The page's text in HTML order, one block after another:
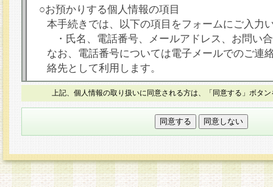
○お預かりする個人情報の項目
本手続きでは、以下の項目をフォームにご入力
・氏名、電話番号、メールアドレス、お問い
なお、電話番号については電子メールでのご連
絡先として利用します。
○本人が容易に認識できない方法による個人情報
本フォームでは、セッション管理のためCookie
○個人情報の第三者提供について
力いただく個人情報は第三者に提供しません。
○個人情報の委託について
上記、個人情報の取り扱いに同意される方は、「同意する」ボタ